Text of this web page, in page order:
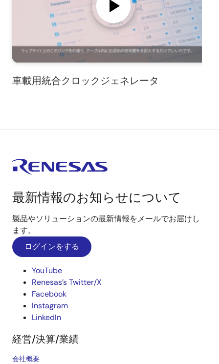
車載用統合クロックジェネレータ
最新情報のお知らせについて
製品やソリューションの最新情報をメールでお届けし
ます。
ログインをする
YouTube
Renesas’s Twitter/X
Facebook
Instagram
LinkedIn
経営/決算/業績
会社概要